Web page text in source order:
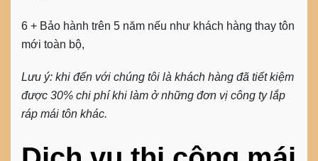
6 + Bảo hành trên 5 năm nếu như khách hàng thay tôn
mới toàn bộ,
Lưu ý: khi đến với chúng tôi là khách hàng đã tiết kiệm
được 30% chi phí khi làm ở những đơn vị công ty lắp
ráp mái tôn khác.